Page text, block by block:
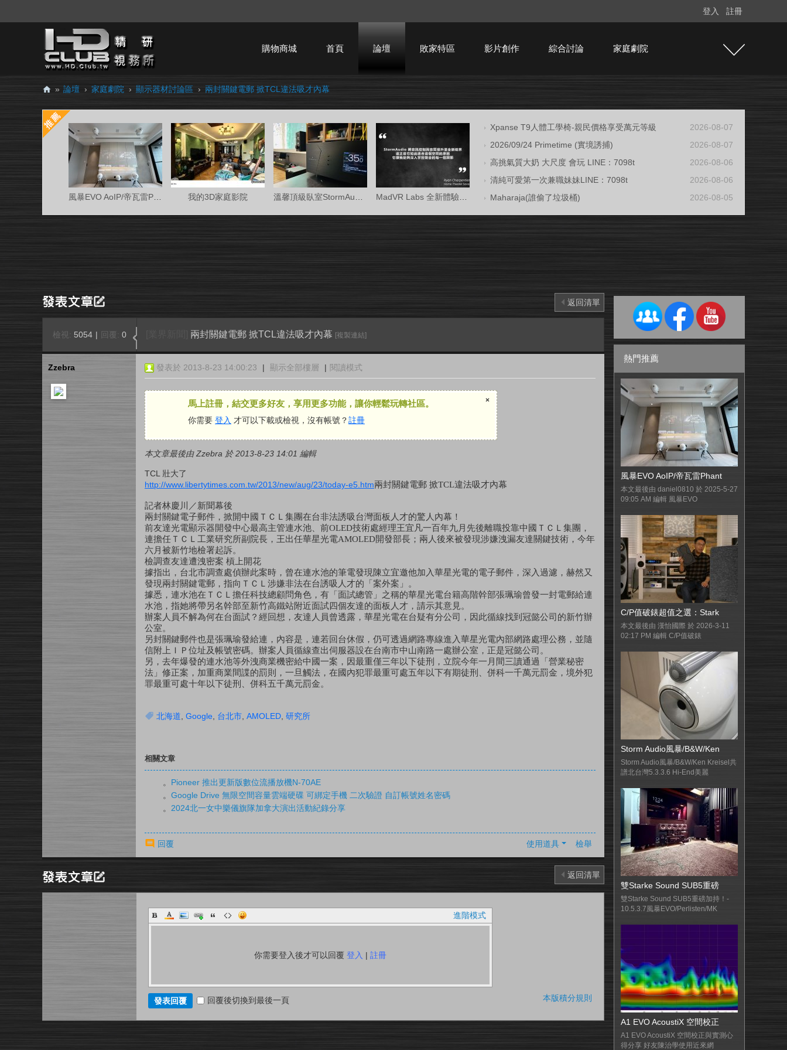
登入 註冊
購物商城 首頁 論壇 敗家特區 影片創作 綜合討論 家庭劇院
D.
Cl
» 論壇 › 家庭劇院 › 顯示器材討論區 › 兩封關鍵電郵 掀TCL違法吸才內幕
我的3D家庭影院
Xpanse T9人體工學椅-親民價格享受萬元等級
2026-08-07
2026/09/24 Primetime (實境誘捕)
2026-08-07
高挑氣質大奶 大尺度 會玩 LINE：7098t
2026-08-06
清純可愛第一次兼職妹妹LINE：7098t
2026-08-06
Maharaja(誰偷了垃圾桶)
2026-08-05
返回清單
檢視: 5054 | 回覆: 0 兩封關鍵電郵 掀TCL違法吸才內幕 [複製連結]
Zzebra 發表於 2013-8-23 14:00:23 | 顯示全部樓層 | 閱讀模式
馬上註冊，結交更多好友，享用更多功能，讓你輕鬆玩轉社區。
你需要 登入 才可以下載或檢視，沒有帳號？註冊
×
本文章最後由 Zzebra 於 2013-8-23 14:01 編輯
TCL 壯大了
http://www.libertytimes.com.tw/2013/new/aug/23/today-e5.htm兩封關鍵電郵 掀TCL違法吸才內幕
記者林慶川／新聞幕後
兩封關鍵電子郵件，掀開中國ＴＣＬ集團在台非法誘吸台灣面板人才的驚人內幕！
前友達光電顯示器開發中心最高主管連水池、前OLED技術處經理王宜凡一百年九月先後離職投靠中國ＴＣＬ集團，
連擔任ＴＣＬ工業研究所副院長，王出任華星光電AMOLED開發部長；兩人後來被發現涉嫌洩漏友達關鍵技術，今年
六月被新竹地檢署起訴。
檢調查友達遭洩密案 槓上開花
據指出，台北市調查處偵辦此案時，曾在連水池的筆電發現陳立宜邀他加入華星光電的電子郵件，深入過濾，赫然又
發現兩封關鍵電郵，指向ＴＣＬ涉嫌非法在台誘吸人才的「案外案」。
據悉，連水池在ＴＣＬ擔任科技總顧問角色，有「面試總管」之稱的華星光電台籍高階幹部張珮瑜曾發一封電郵給連
水池，指她將帶另名幹部至新竹高鐵站附近面試四個友達的面板人才，請示其意見。
辦案人員不解為何在台面試？經回想，友達人員曾透露，華星光電在台疑有分公司，因此循線找到冠懿公司的新竹辦
公室。
另封關鍵郵件也是張珮瑜發給連，內容是，連若回台休假，仍可透過網路專線進入華星光電內部網路處理公務，並隨
信附上ＩＰ位址及帳號密碼。辦案人員循線查出伺服器設在台南市中山南路一處辦公室，正是冠懿公司。
另，去年爆發的連水池等外洩商業機密給中國一案，因最重僅三年以下徒刑，立院今年一月間三讀通過「營業秘密
法」修正案，加重商業間諜的罰則，一旦觸法，在國內犯罪最重可處五年以下有期徒刑、併科一千萬元罰金，境外犯
罪最重可處十年以下徒刑、併科五千萬元罰金。
北海道 Google 台北市 AMOLED 研究所
相關文章
。 Pioneer 推出更新版數位流播放機N-70AE
。 Google Drive 無限空間容量雲端硬碟 可綁定手機 二次驗證 自訂帳號姓名密碼
。 2024北一女中樂儀旗隊加拿大演出活動紀錄分享
回覆 使用道具 檢舉
返回清單
進階模式
你需要登入後才可以回覆 登入 | 註冊
本版積分規則
發表回覆 回覆後切換到最後一頁
熱門推薦
風暴EVO AoIP/帝瓦雷Phant
本文最後由 daniel0810 於 2025-5-27
09:05 AM 編輯 風暴EVO
C/P值破錶超值之選：Stark
本文最後由 漢怡國際 於 2026-3-11
02:17 PM 編輯 C/P值破錶
Storm Audio風暴/B&W/Ken
Storm Audio風暴/B&W/Ken Kreisel共
譜北台灣5.3.3.6 Hi-End美麗
雙Starke Sound SUB5重磅
雙Starke Sound SUB5重磅加持！-
10.5.3.7風暴EVO/Perlisten/MK
A1 EVO AcoustiX 空間校正
A1 EVO AcoustiX 空間校正與實測心
得分享 好友陳治學使用近來網